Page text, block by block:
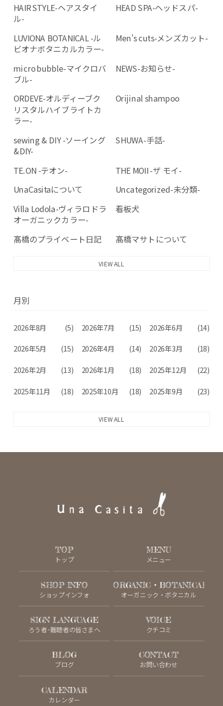
HAIR STYLE-ヘアスタイ
ル-
HEAD SPA-ヘッドスパ-
LUVIONA BOTANICAL -ル
ビオナボタニカルカラー-
Men's cuts-メンズカット-
micro bubble-マイクロバ
ブル-
NEWS-お知らせ-
ORDEVE-オルディーブク
リスタルハイブライトカ
ラー-
Orijinal shampoo
sewing & DIY -ソーイング
&DIY-
SHUWA-手話-
TE.ON -テオン-
THE MOII -ザ モイ-
UnaCasitaについて
Uncategorized-未分類-
Villa Lodola-ヴィラロドラ
オーガニックカラー-
看板犬
髙橋のプライベート日記 髙橋マサトについて
VIEW ALL
月別
2026年8月 (5) 2026年7月 (15) 2026年6月 (14)
2026年5月 (15) 2026年4月 (14) 2026年3月 (18)
2026年2月 (13) 2026年1月 (18) 2025年12月 (22)
2025年11月 (18) 2025年10月 (18) 2025年9月 (23)
VIEW ALL
TOP
トップ
MENU
メニュー
SHOP INFO
ショップインフォ
ORGANIC・BOTANICAL
オーガニック・ボタニカル
SIGN LANGUAGE
ろう者･難聴者の皆さまへ
VOICE
クチコミ
BLOG
ブログ
CONTACT
お問い合わせ
CALENDAR
カレンダー